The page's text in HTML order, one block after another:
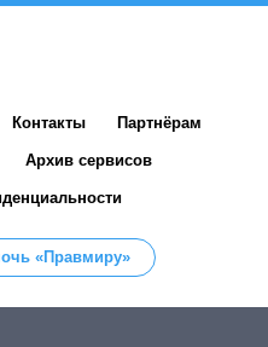
Контакты Партнёрам
Архив сервисов
«Правмиру»